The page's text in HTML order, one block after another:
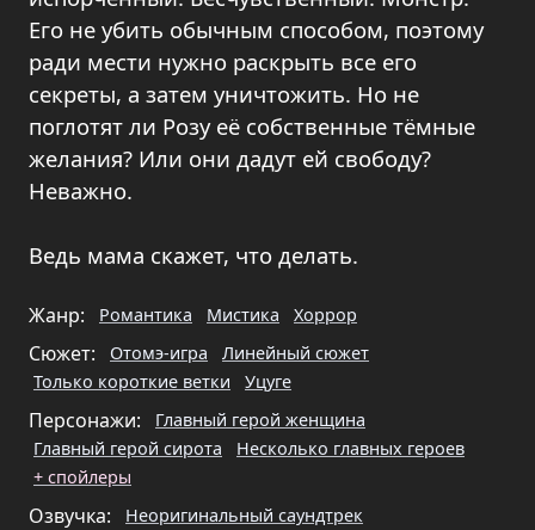
Его не убить обычным способом, поэтому
ради мести нужно раскрыть все его
секреты, а затем уничтожить. Но не
поглотят ли Розу её собственные тёмные
желания? Или они дадут ей свободу?
Неважно.
Ведь мама скажет, что делать.
Жанр: Романтика Мистика Хоррор
Сюжет: Отомэ-игра
Линейный сюжет
Только короткие ветки
Уцуге
Персонажи:
Главный герой женщина
Главный герой сирота
Несколько главных героев
+ спойлеры
Озвучка:
Неоригинальный саундтрек